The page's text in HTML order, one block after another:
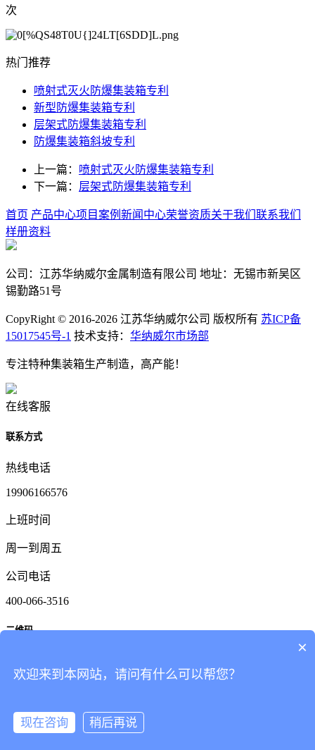
次
热门推荐
喷射式灭火防爆集装箱专利
新型防爆集装箱专利
层架式防爆集装箱专利
防爆集装箱斜坡专利
上一篇： 喷射式灭火防爆集装箱专利
下一篇： 层架式防爆集装箱专利
首页 产品中心项目案例 新闻中心荣誉资质关于我们 联系我们
样册资料
公司：江苏华纳威尔金属制造有限公司 地址：无锡市新吴区
锡勤路51号
CopyRight © 2016-2026 江苏华纳威尔公司 版权所有 苏ICP备
15017545号-1 技术支持： 华纳威尔市场部
专注特种集装箱生产制造，高产能！
在线客服
联系方式
热线电话
19906166576
上班时间
周一到周五
公司电话
400-066-3516
二维码
在线客服
产品中心
×
欢迎来到本网站，请问有什么可以帮您？
现在咨询 稍后再说